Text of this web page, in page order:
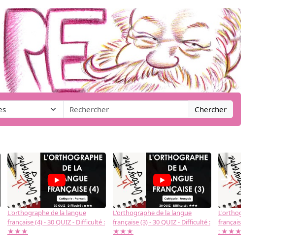
Chercher
L'orthographe de la langue
française (4) - 30 QUIZ - Difficulté :
★★★
L'orthographe de la langue
française (3) - 30 QUIZ - Difficulté :
★★★
L'orthographe de la langue
française (2) -( 20 QUIZ -
: ★★★
→